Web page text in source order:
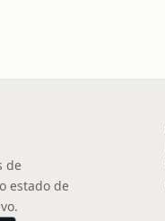
de
estado de